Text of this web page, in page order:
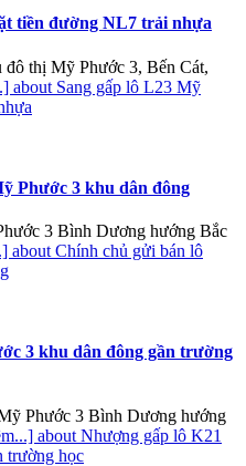
tiền đường NL7 trải nhựa
đô thị Mỹ Phước 3, Bến Cát,
about Sang gấp lô L23 Mỹ
Phước 3 khu dân đông
3 Bình Dương hướng Bắc
about Chính chủ gửi bán lô
3 khu dân đông gần trường
Phước 3 Bình Dương hướng
about Nhượng gấp lô K21
trường học